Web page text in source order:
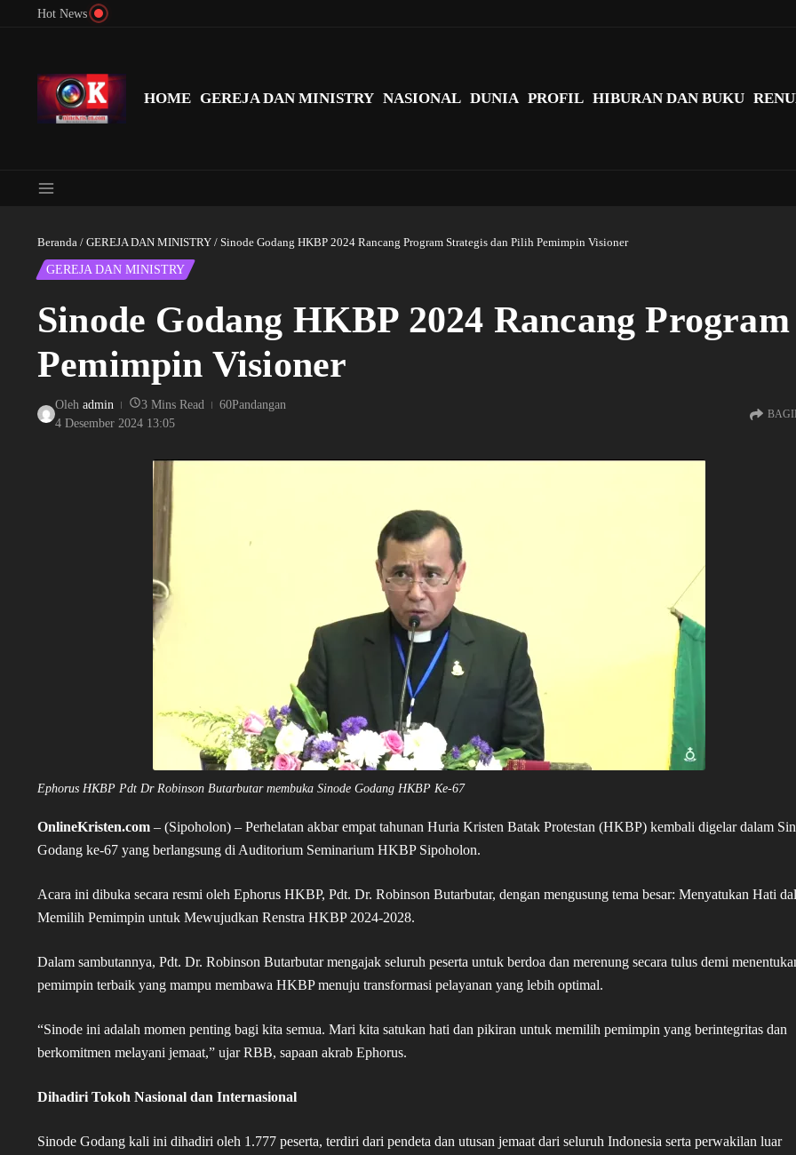
Lewati ke konten
Hot News
HOME GEREJA DAN MINISTRY NASIONAL DUNIA PROFIL HIBURAN DAN BUKU
Beranda / GEREJA DAN MINISTRY / Sinode Godang HKBP 2024 Rancang Program Strategis dan Pilih Pemimpin Visioner
GEREJA DAN MINISTRY
Sinode Godang HKBP 2024 Rancang
Pemimpin Visioner
Oleh admin 3 Mins Read
60Pandangan
4 Desember 2024 13:05
Ephorus HKBP Pdt Dr Robinson Butarbutar membuka Sinode Godang HKBP Ke-67
OnlineKristen.com – (Sipoholon) – Perhelatan akbar empat tahunan Huria Kristen Batak Protestan (HKBP) kembali digelar dalam
Godang ke-67 yang berlangsung di Auditorium Seminarium HKBP Sipoholon.
Acara ini dibuka secara resmi oleh Ephorus HKBP, Pdt. Dr. Robinson Butarbutar, dengan mengusung tema besar: Menyatukan Hati
Memilih Pemimpin untuk Mewujudkan Renstra HKBP 2024-2028.
Dalam sambutannya, Pdt. Dr. Robinson Butarbutar mengajak seluruh peserta untuk berdoa dan merenung secara tulus demi
pemimpin terbaik yang mampu membawa HKBP menuju transformasi pelayanan yang lebih optimal.
“Sinode ini adalah momen penting bagi kita semua. Mari kita satukan hati dan pikiran untuk memilih pemimpin yang berintegritas dan
berkomitmen melayani jemaat,” ujar RBB, sapaan akrab Ephorus.
Dihadiri Tokoh Nasional dan Internasional
Sinode Godang kali ini dihadiri oleh 1.777 peserta, terdiri dari pendeta dan utusan jemaat dari seluruh Indonesia serta perwakilan luar